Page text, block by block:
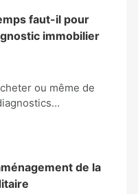
faut-il pour
immobilier
ou même de
de la